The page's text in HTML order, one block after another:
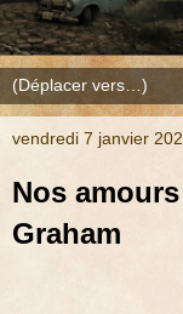
vendredi 7 janvier
Nos
Graham